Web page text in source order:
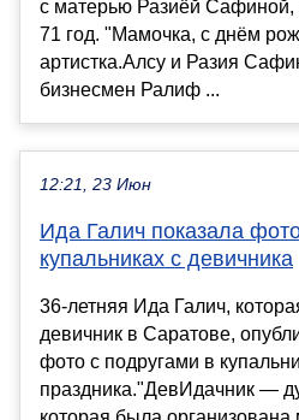
с матерью Разиёй Сафиной,
71 год. "Мамочка, с днём
артистка.Алсу и Разия
бизнесмен Ралиф ...
12:21, 23 Июн
Ида Галич показала
купальниках с девичника
36-летняя Ида Галич,
девичник в Саратове,
фото с подругами в
праздника."ДевИдачник —